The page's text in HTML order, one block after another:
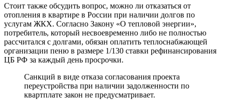
Стоит также обсудить вопрос, можно ли отказаться от
отопления в квартире в России при наличии долгов по
услугам ЖКХ. Согласно Закону «О тепловой энергии»,
потребитель, который несвоевременно либо не полностью
рассчитался с долгами, обязан оплатить теплоснабжающей
организации пеню в размере 1/130 ставки рефинансирования
ЦБ РФ за каждый день просрочки.
Санкций в виде отказа согласования проекта
переустройства при наличии задолженности по
квартплате закон не предусматривает.